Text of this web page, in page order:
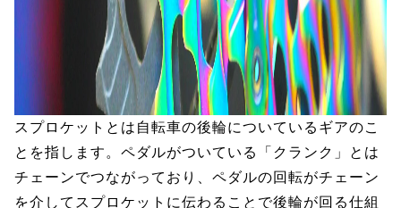
スプロケットとは自転車の後輪についているギアのこ
とを指します。ペダルがついている「クランク」とは
チェーンでつながっており、ペダルの回転がチェーン
を介してスプロケットに伝わることで後輪が回る仕組